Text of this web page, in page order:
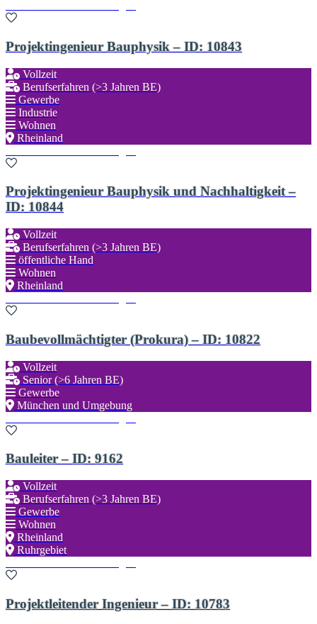
Projektingenieur Bauphysik – ID: 10843
Vollzeit
Berufserfahren (>3 Jahren BE)
Gewerbe
Industrie
Wohnen
Rheinland
Projektingenieur Bauphysik und Nachhaltigkeit –
ID: 10844
Vollzeit
Berufserfahren (>3 Jahren BE)
öffentliche Hand
Wohnen
Rheinland
Baubevollmächtigter (Prokura) – ID: 10822
Vollzeit
Senior (>6 Jahren BE)
Gewerbe
München und Umgebung
Bauleiter – ID: 9162
Vollzeit
Berufserfahren (>3 Jahren BE)
Gewerbe
Wohnen
Rheinland
Ruhrgebiet
Projektleitender Ingenieur – ID: 10783